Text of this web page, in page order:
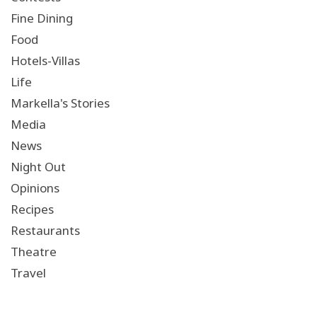
Fine Dining
Food
Hotels-Villas
Life
Markella's Stories
Media
News
Night Out
Opinions
Recipes
Restaurants
Theatre
Travel